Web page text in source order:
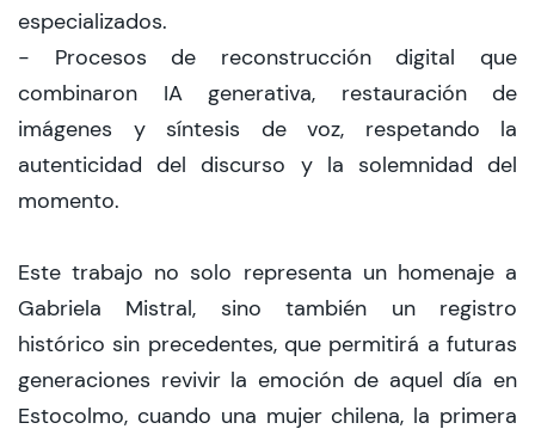
especializados.
- Procesos de reconstrucción digital que
combinaron IA generativa, restauración de
imágenes y síntesis de voz, respetando la
autenticidad del discurso y la solemnidad del
momento.
Este trabajo no solo representa un homenaje a
Gabriela Mistral, sino también un registro
histórico sin precedentes, que permitirá a futuras
generaciones revivir la emoción de aquel día en
Estocolmo, cuando una mujer chilena, la primera